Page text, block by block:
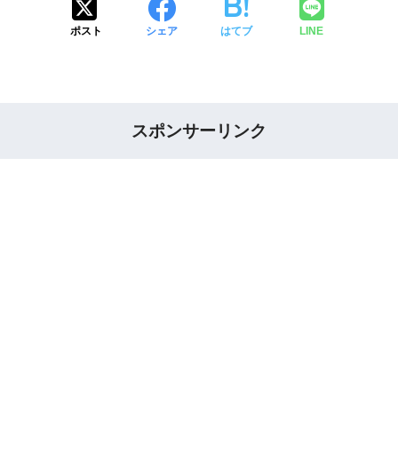
ポスト シェア はてブ LINE
スポンサーリンク